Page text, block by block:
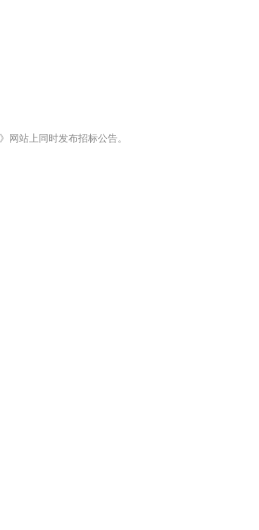
网站上同时发布招标公告。